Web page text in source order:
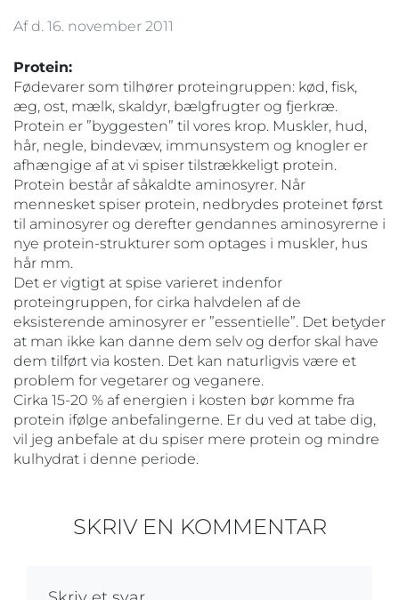
Af d. 16. november 2011
Protein:
Fødevarer som tilhører proteingruppen: kød, fisk,
æg, ost, mælk, skaldyr, bælgfrugter og fjerkræ.
Protein er ”byggesten” til vores krop. Muskler, hud,
hår, negle, bindevæv, immunsystem og knogler er
afhængige af at vi spiser tilstrækkeligt protein.
Protein består af såkaldte aminosyrer. Når
mennesket spiser protein, nedbrydes proteinet først
til aminosyrer og derefter gendannes aminosyrerne i
nye protein-strukturer som optages i muskler, hus
hår mm.
Det er vigtigt at spise varieret indenfor
proteingruppen, for cirka halvdelen af de
eksisterende aminosyrer er ”essentielle”. Det betyder
at man ikke kan danne dem selv og derfor skal have
dem tilført via kosten. Det kan naturligvis være et
problem for vegetarer og veganere.
Cirka 15-20 % af energien i kosten bør komme fra
protein ifølge anbefalingerne. Er du ved at tabe dig,
vil jeg anbefale at du spiser mere protein og mindre
kulhydrat i denne periode.
SKRIV EN KOMMENTAR